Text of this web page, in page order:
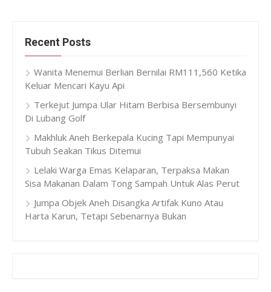
Recent Posts
Wanita Menemui Berlian Bernilai RM111,560 Ketika
Keluar Mencari Kayu Api
Terkejut Jumpa Ular Hitam Berbisa Bersembunyi
Di Lubang Golf
Makhluk Aneh Berkepala Kucing Tapi Mempunyai
Tubuh Seakan Tikus Ditemui
Lelaki Warga Emas Kelaparan, Terpaksa Makan
Sisa Makanan Dalam Tong Sampah Untuk Alas Perut
Jumpa Objek Aneh Disangka Artifak Kuno Atau
Harta Karun, Tetapi Sebenarnya Bukan